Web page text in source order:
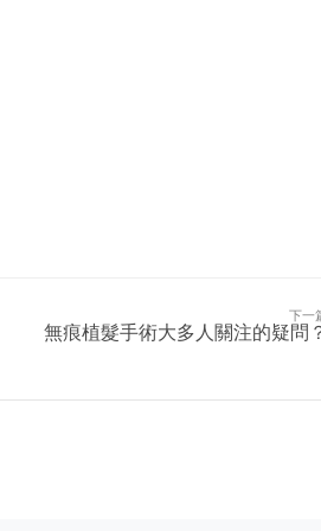
下一
無痕植髮手術大多人關注的疑問